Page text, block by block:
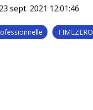
23 sept. 2021 12:01:46
TIMEZERO